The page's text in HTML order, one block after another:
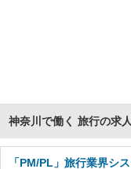
神奈川で働く 旅行の求
「PM/PL」旅行業界シ